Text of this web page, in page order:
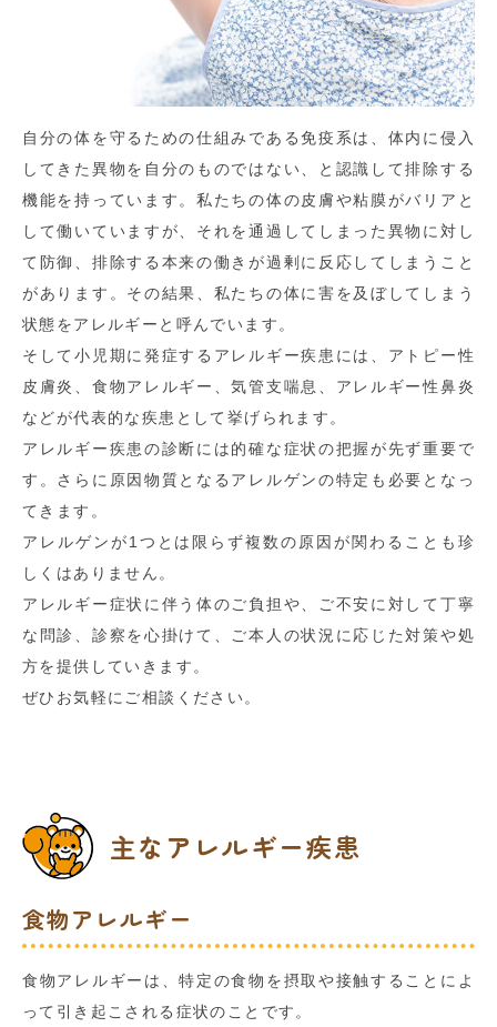
自分の体を守るための仕組みである免疫系は、体内に侵入
してきた異物を自分のものではない、と認識して排除する
機能を持っています。私たちの体の皮膚や粘膜がバリアと
して働いていますが、それを通過してしまった異物に対し
て防御、排除する本来の働きが過剰に反応してしまうこと
があります。その結果、私たちの体に害を及ぼしてしまう
状態をアレルギーと呼んでいます。
そして小児期に発症するアレルギー疾患には、アトピー性
皮膚炎、食物アレルギー、気管支喘息、アレルギー性鼻炎
などが代表的な疾患として挙げられます。
アレルギー疾患の診断には的確な症状の把握が先ず重要で
す。さらに原因物質となるアレルゲンの特定も必要となっ
てきます。
アレルゲンが1つとは限らず複数の原因が関わることも珍
しくはありません。
アレルギー症状に伴う体のご負担や、ご不安に対して丁寧
な問診、診察を心掛けて、ご本人の状況に応じた対策や処
方を提供していきます。
ぜひお気軽にご相談ください。
主なアレルギー疾患
食物アレルギー
食物アレルギーは、特定の食物を摂取や接触することによ
って引き起こされる症状のことです。